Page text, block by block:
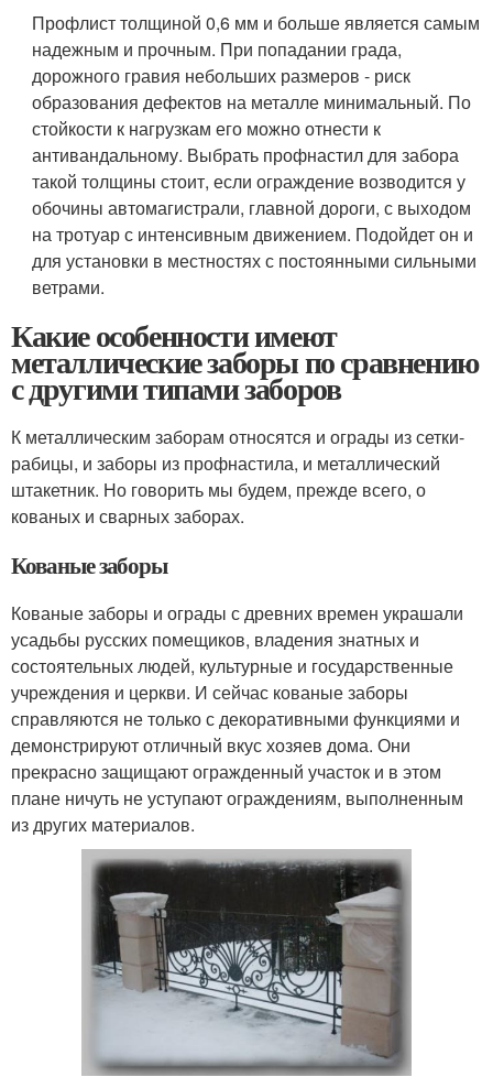
Профлист толщиной 0,6 мм и больше является самым
надежным и прочным. При попадании града,
дорожного гравия небольших размеров - риск
образования дефектов на металле минимальный. По
стойкости к нагрузкам его можно отнести к
антивандальному. Выбрать профнастил для забора
такой толщины стоит, если ограждение возводится у
обочины автомагистрали, главной дороги, с выходом
на тротуар с интенсивным движением. Подойдет он и
для установки в местностях с постоянными сильными
ветрами.
Какие особенности имеют
металлические заборы по сравнению
с другими типами заборов
К металлическим заборам относятся и ограды из сетки-
рабицы, и заборы из профнастила, и металлический
штакетник. Но говорить мы будем, прежде всего, о
кованых и сварных заборах.
Кованые заборы
Кованые заборы и ограды с древних времен украшали
усадьбы русских помещиков, владения знатных и
состоятельных людей, культурные и государственные
учреждения и церкви. И сейчас кованые заборы
справляются не только с декоративными функциями и
демонстрируют отличный вкус хозяев дома. Они
прекрасно защищают огражденный участок и в этом
плане ничуть не уступают ограждениям, выполненным
из других материалов.